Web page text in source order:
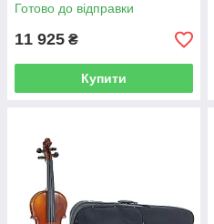
Готово до відправки
11 925 ₴
Купити